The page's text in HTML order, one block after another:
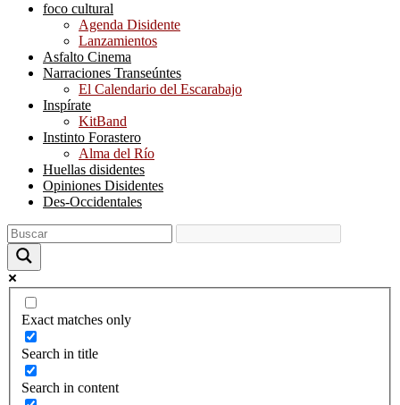
foco cultural
Agenda Disidente
Lanzamientos
Asfalto Cinema
Narraciones Transeúntes
El Calendario del Escarabajo
Inspírate
KitBand
Instinto Forastero
Alma del Río
Huellas disidentes
Opiniones Disidentes
Des-Occidentales
Exact matches only
Search in title
Search in content